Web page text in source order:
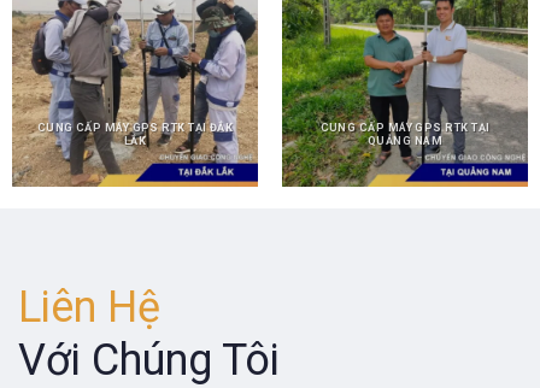
CUNG CẤP MÁY GPS RTK TẠI ĐẮK
LẮK
CUNG CẤP MÁY GPS RTK TẠI
QUẢNG NAM
Liên Hệ
Với Chúng Tôi